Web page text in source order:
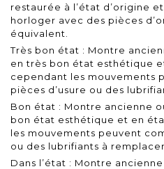
restaurée à l’état d’origine
horloger avec des pièces
équivalent.
Très bon état : Montre
en très bon état esthétique
cependant les mouvements
pièces d’usure ou des
Bon état : Montre ancienne
bon état esthétique et en
les mouvements peuvent
ou des lubrifiants à remplacer.
Dans l’état : Montre